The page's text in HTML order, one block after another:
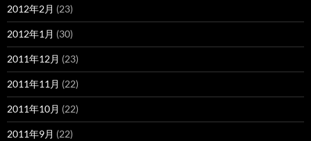
2012年2月 (23)
2012年1月 (30)
2011年12月 (23)
2011年11月 (22)
2011年10月 (22)
2011年9月 (22)